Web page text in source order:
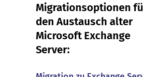
Migrationsoptionen
den Austausch alter
Microsoft Exchange
Server: